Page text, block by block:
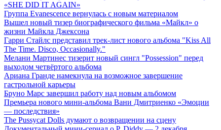
«SHE DID IT AGAIN»
Группа Evanescence вернулась с новым материалом
Вышел новый тизер биографического фильма «Майкл» о
жизни Майкла Джексона
Гарри Стайлс представил трек-лист нового альбома "Kiss All
The Time. Disco, Occasionally."
Мелани Мартинес тизерит новый сингл "Possession" перед
выходом четвёртого альбома
Ариана Гранде намекнула на возможное завершение
гастрольной карьеры
Бруно Марс завершил работу над новым альбомом
Премьера нового мини-альбома Вани Дмитриенко «Эмоции
— последствия»
The Pussycat Dolls думают о возвращении на сцену